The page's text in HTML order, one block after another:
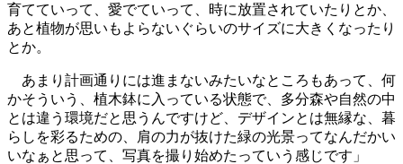
育てていって、愛でていって、時に放置されていたりとか、
あと植物が思いもよらないぐらいのサイズに大きくなったり
とか。
あまり計画通りには進まないみたいなところもあって、何
かそういう、植木鉢に入っている状態で、多分森や自然の中
とは違う環境だと思うんですけど、デザインとは無縁な、暮
らしを彩るための、肩の力が抜けた緑の光景ってなんだかい
いなぁと思って、写真を撮り始めたっていう感じです」